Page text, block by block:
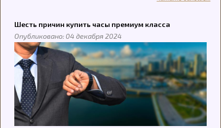
Шесть причин купить часы премиум класса
Опубликовано: 04 декабря 2024